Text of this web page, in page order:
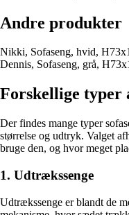
Andre produkter
Nikki, Sofaseng, hvid,
Dennis, Sofaseng, grå,
Forskellige typer
Der findes mange typer
størrelse og udtryk. Valget
bruge den, og hvor meget
1. Udtrækssenge
Udtrækssenge er blandt de